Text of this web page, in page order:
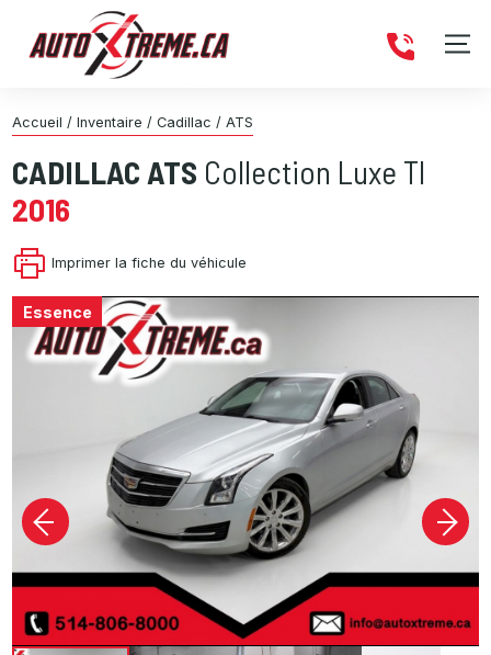
Accueil / Inventaire / Cadillac / ATS
CADILLAC ATS Collection Luxe TI
2016
Imprimer la fiche du véhicule
Essence